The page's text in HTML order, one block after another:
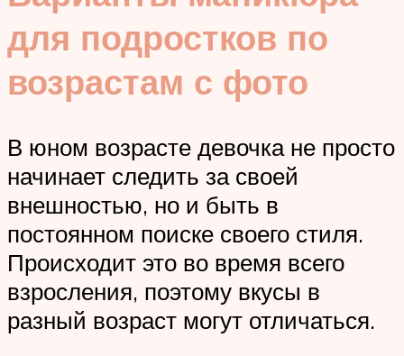
для подростков по
возрастам с фото
В юном возрасте девочка не просто
начинает следить за своей
внешностью, но и быть в
постоянном поиске своего стиля.
Происходит это во время всего
взросления, поэтому вкусы в
разный возраст могут отличаться.